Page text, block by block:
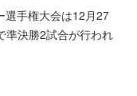
選手権大会は12月27
準決勝2試合が行われ